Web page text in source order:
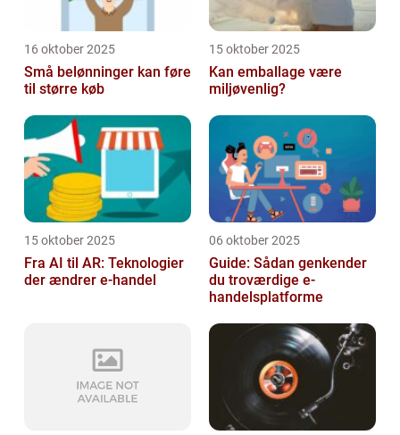
16 oktober 2025
Små belønninger kan føre
til større køb
15 oktober 2025
Kan emballage være
miljøvenlig?
15 oktober 2025
Fra AI til AR: Teknologier
der ændrer e-handel
06 oktober 2025
Guide: Sådan genkender
du troværdige e-
handelsplatforme